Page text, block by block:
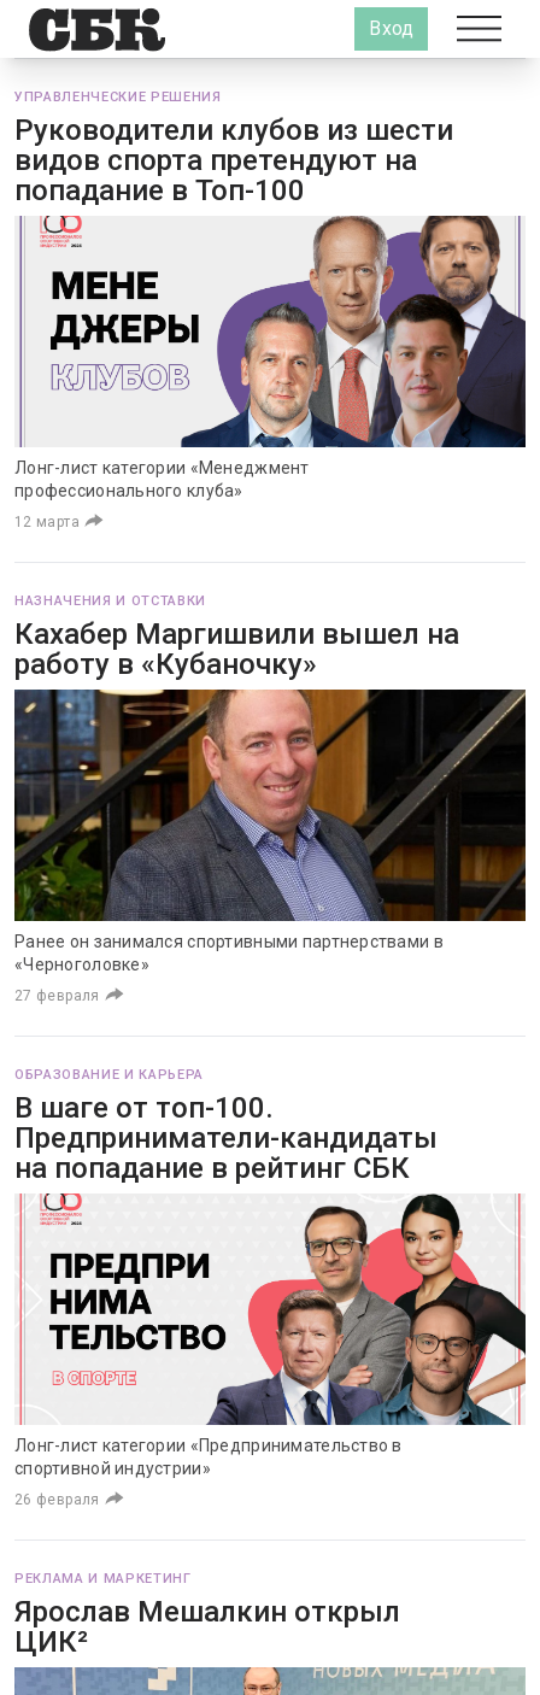
Вход
УПРАВЛЕНЧЕСКИЕ РЕШЕНИЯ
Руководители клубов из шести
видов спорта претендуют на
попадание в Топ-100
Лонг-лист категории «Менеджмент
профессионального клуба»
12 марта
НАЗНАЧЕНИЯ И ОТСТАВКИ
Кахабер Маргишвили вышел на
работу в «Кубаночку»
Ранее он занимался спортивными партнерствами в
«Черноголовке»
27 февраля
ОБРАЗОВАНИЕ И КАРЬЕРА
В шаге от топ-100.
Предприниматели-кандидаты
на попадание в рейтинг СБК
Лонг-лист категории «Предпринимательство в
спортивной индустрии»
26 февраля
РЕКЛАМА И МАРКЕТИНГ
Ярослав Мешалкин открыл
ЦИК²